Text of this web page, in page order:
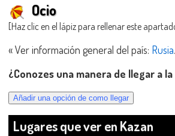
Ocio
[Haz clic en el lápiz para rellenar este
« Ver información general del país: Rusia.
¿Conozes una manera de llegar a
Lugares que ver en Kazan